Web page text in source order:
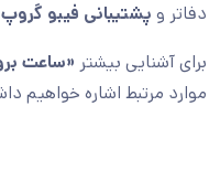
دفاتر و پشتیبانی فیبو گروپ
برای آشنایی بیشتر «ساعت
موارد مرتبط اشاره خواهیم